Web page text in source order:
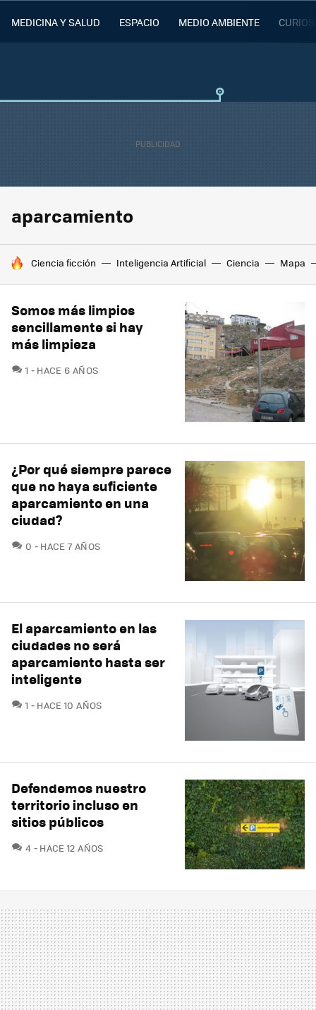
MEDICINA Y SALUD ESPACIO MEDIO AMBIENTE
aparcamiento
HOY SE HABLA DE
Ciencia ficción Inteligencia Artificial Ciencia Mapa
Somos más limpios
sencillamente si hay
más limpieza
1 COMENTARIOS
HACE 6 AÑOS
¿Por qué siempre parece
que no haya suficiente
aparcamiento en una
ciudad?
0 COMENTARIOS
HACE 7 AÑOS
El aparcamiento en las
ciudades no será
aparcamiento hasta ser
inteligente
1 COMENTARIOS
HACE 10 AÑOS
Defendemos nuestro
territorio incluso en
sitios públicos
4 COMENTARIOS
HACE 12 AÑOS